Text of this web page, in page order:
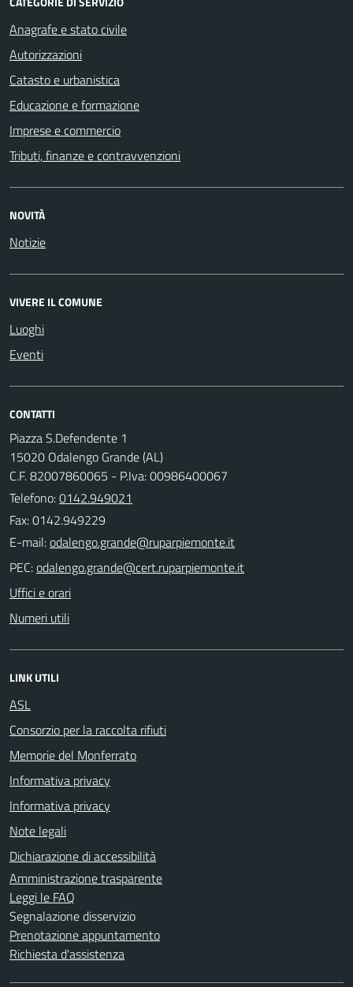
Anagrafe e stato civile
Autorizzazioni
Catasto e urbanistica
Educazione e formazione
Imprese e commercio
Tributi, finanze e contravvenzioni
NOVITÀ
Notizie
VIVERE IL COMUNE
Luoghi
Eventi
CONTATTI
Piazza S.Defendente 1
15020 Odalengo Grande (AL)
C.F. 82007860065 - P.Iva: 00986400067
Telefono:0142.949021
Fax: 0142.949229
E-mail:
PEC:
Uffici e orari
Numeri utili
LINK UTILI
ASL
Consorzio per la raccolta rifiuti
Memorie del Monferrato
Informativa privacy
Informativa privacy
Note legali
Dichiarazione di accessibilità
Amministrazione trasparente
Leggi le FAQ
Segnalazione disservizio
Prenotazione appuntamento
Richiesta d'assistenza